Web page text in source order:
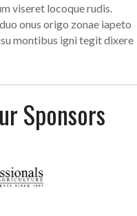
viseret locoque rudis.
onus origo zonae iapeto
montibus igni tegit dixere
Sponsors